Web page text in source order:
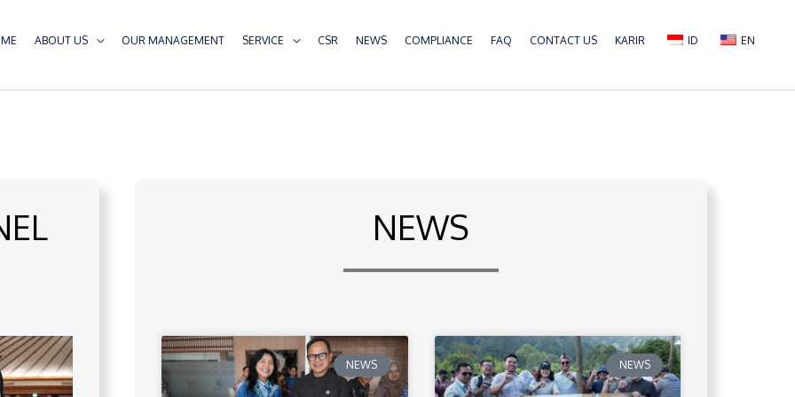
ABOUT US OUR MANAGEMENT SERVICE CSR NEWS COMPLIANCE FAQ CONTACT US KARIR ID EN
NEWS
NEWS NEWS